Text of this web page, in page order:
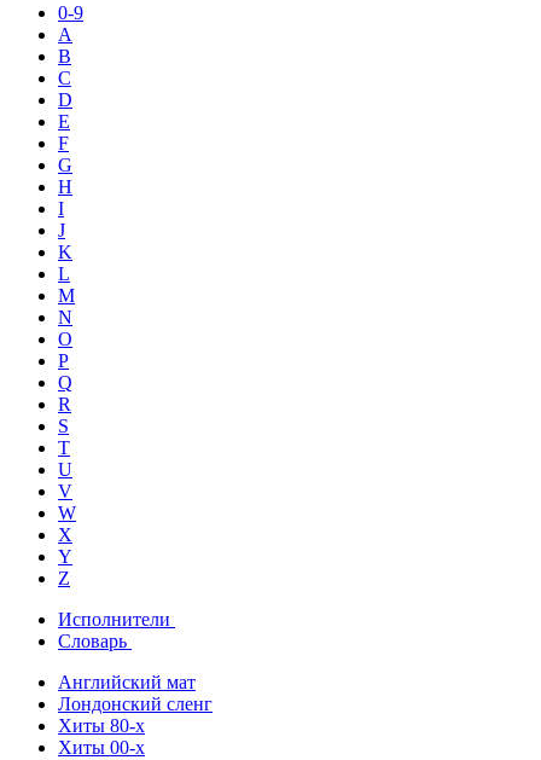
0-9
A
B
C
D
E
F
G
H
I
J
K
L
M
N
O
P
Q
R
S
T
U
V
W
X
Y
Z
Исполнители
Словарь
Английский мат
Лондонский сленг
Хиты 80-х
Хиты 00-х